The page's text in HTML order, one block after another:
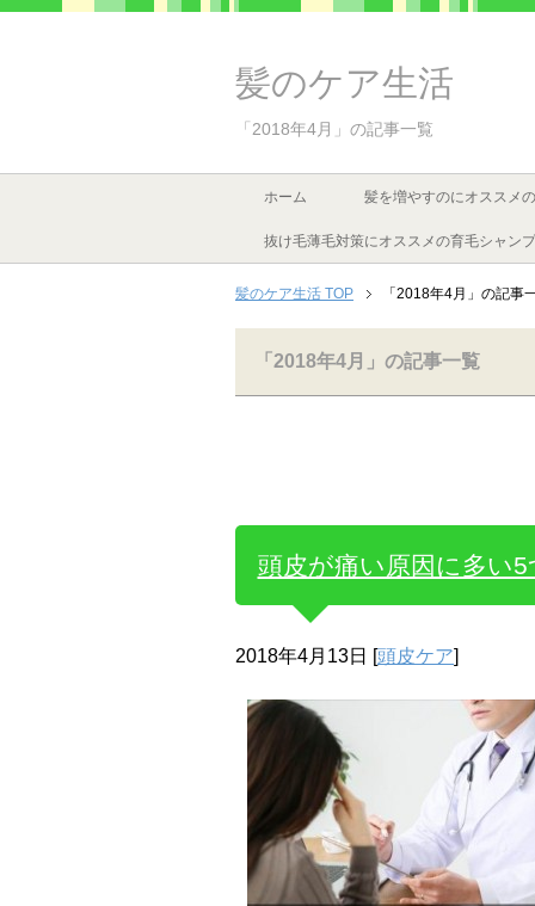
髪のケア生活
「2018年4月」の記事一覧
ホーム 髪を増やすのにオススメ
抜け毛薄毛対策にオススメの育毛シャン
髪のケア生活 TOP 「2018年4月」の記事
「2018年4月」の記事一覧
頭皮が痛い原因に多い
2018年4月13日 [頭皮ケア]